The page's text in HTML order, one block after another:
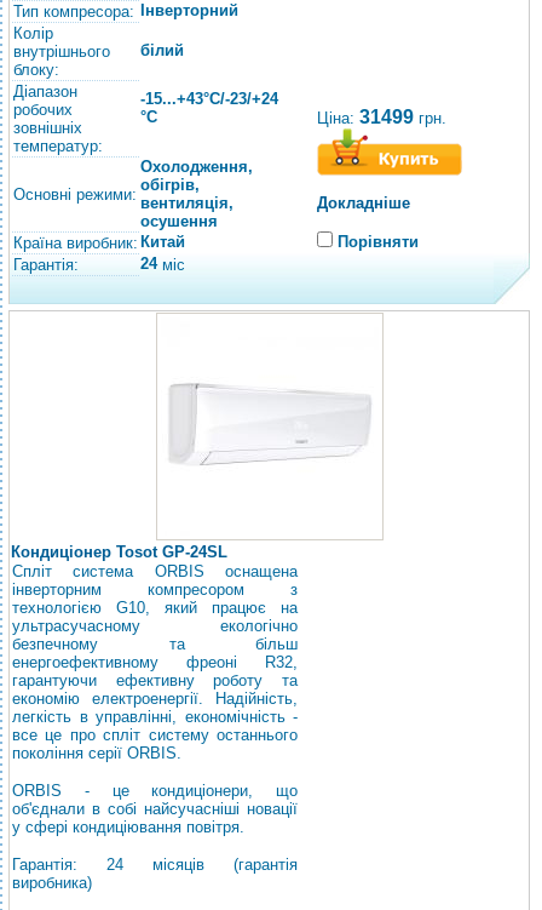
Тип компресора:
Інверторний
Колір
внутрішнього
блоку:
білий
Діапазон
робочих
зовнішніх
температур:
-15...+43°C/-23/+24
°C
Основні режими:
Охолодження,
обігрів,
вентиляція,
осушення
Країна виробник: Китай
Гарантія:
24міс
Ціна: 31499 грн.
Докладніше
Порівняти
Кондиціонер Tosot GP-24SL
Спліт система ORBIS оснащена
інверторним компресором з
технологією G10, який працює на
ультрасучасному екологічно
безпечному та більш
енергоефективному фреоні R32,
гарантуючи ефективну роботу та
економію електроенергії. Надійність,
легкість в управлінні, економічність -
все це про спліт систему останнього
покоління серії ORBIS.
ORBIS - це кондиціонери, що
об'єднали в собі найсучасніші новації
у сфері кондиціювання повітря.
Гарантія: 24 місяців (гарантія
виробника)